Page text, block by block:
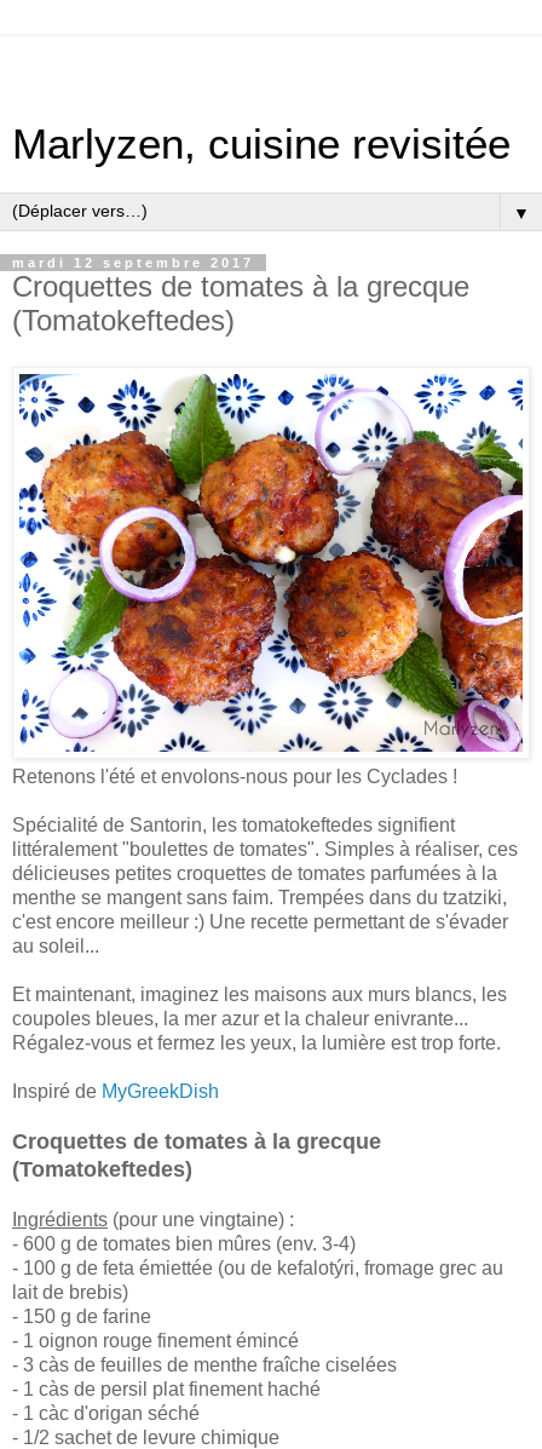
Marlyzen, cuisine revisitée
▼
mardi 12 septembre 2017
Croquettes de tomates à la grecque
(Tomatokeftedes)
Retenons l'été et envolons-nous pour les Cyclades !
Spécialité de Santorin, les tomatokeftedes signifient
littéralement "boulettes de tomates". Simples à réaliser, ces
délicieuses petites croquettes de tomates parfumées à la
menthe se mangent sans faim. Trempées dans du tzatziki,
c'est encore meilleur :) Une recette permettant de s'évader
au soleil...
Et maintenant, imaginez les maisons aux murs blancs, les
coupoles bleues, la mer azur et la chaleur enivrante...
Régalez-vous et fermez les yeux, l a lumière est trop forte.
Inspiré de MyGreekDish
Croquettes de tomates à la grecque
(Tomatokeftedes)
Ingrédients (pour une vingtaine) :
- 600 g de tomates bien mûres (env. 3-4)
- 100 g de feta émiettée (ou de kefalotýri, fromage grec au
lait de brebis)
- 150 g de farine
- 1 oignon rouge finement émincé
- 3 càs de feuilles de menthe fraîche ciselées
- 1 càs de persil plat finement haché
- 1 càc d'origan séché
- 1/2 sachet de levure chimique